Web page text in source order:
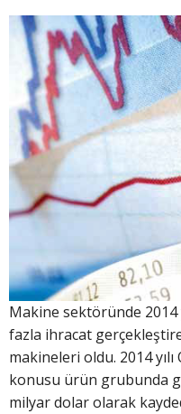
Makine sektöründe 2014
fazla ihracat
makineleri oldu. 2014
konusu ürün grubunda
milyar dolar olarak